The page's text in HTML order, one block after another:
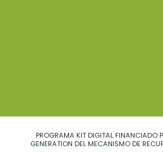
PROGRAMA KIT DIGITAL FINANCIADO
GENERATION DEL MECANISMO DE